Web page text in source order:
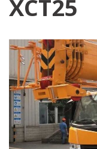
XCT25